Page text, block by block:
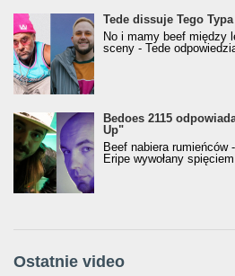
Tede dissuje Tego
No i mamy beef między
sceny - Tede
Bedoes 2115
Up"
Beef nabiera rumieńców
Eripe wywołany spięciem
Ostatnie video